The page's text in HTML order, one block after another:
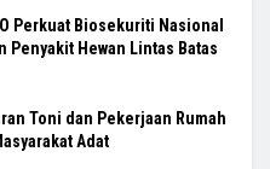
Perkuat Biosekuriti Nasional
Penyakit Hewan Lintas Batas
Toni dan Pekerjaan Rumah
Adat